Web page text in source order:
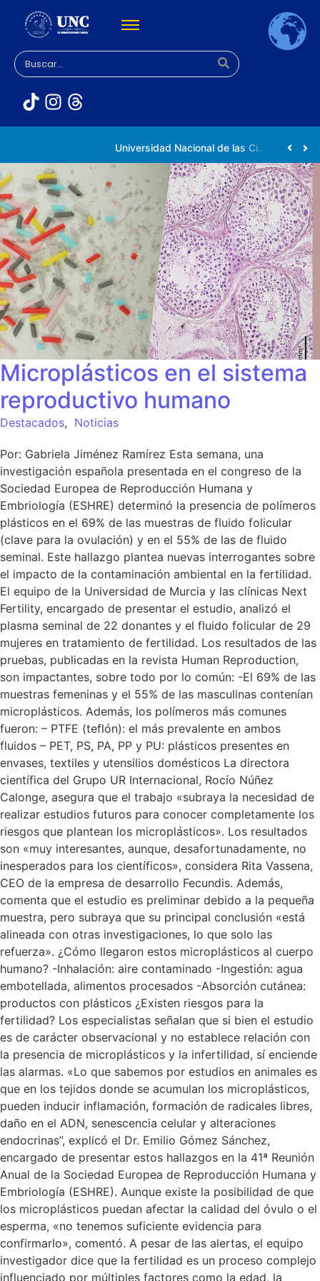
Universidad Nacional de las Ciencias impulsa vocaciones científicas en la Expoferia de Oportunidades de Estudio 2026
Microplásticos en el sistema
reproductivo humano
Destacados, Noticias
Por: Gabriela Jiménez Ramírez Esta semana, una
investigación española presentada en el congreso de la
Sociedad Europea de Reproducción Humana y
Embriología (ESHRE) determinó la presencia de polímeros
plásticos en el 69% de las muestras de fluido folicular
(clave para la ovulación) y en el 55% de las de fluido
seminal. Este hallazgo plantea nuevas interrogantes sobre
el impacto de la contaminación ambiental en la fertilidad.
El equipo de la Universidad de Murcia y las clínicas Next
Fertility, encargado de presentar el estudio, analizó el
plasma seminal de 22 donantes y el fluido folicular de 29
mujeres en tratamiento de fertilidad. Los resultados de las
pruebas, publicadas en la revista Human Reproduction,
son impactantes, sobre todo por lo común: -El 69% de las
muestras femeninas y el 55% de las masculinas contenían
microplásticos. Además, los polímeros más comunes
fueron: – PTFE (teflón): el más prevalente en ambos
fluidos – PET, PS, PA, PP y PU: plásticos presentes en
envases, textiles y utensilios domésticos La directora
científica del Grupo UR Internacional, Rocío Núñez
Calonge, asegura que el trabajo «subraya la necesidad de
realizar estudios futuros para conocer completamente los
riesgos que plantean los microplásticos». Los resultados
son «muy interesantes, aunque, desafortunadamente, no
inesperados para los científicos», considera Rita Vassena,
CEO de la empresa de desarrollo Fecundis. Además,
comenta que el estudio es preliminar debido a la pequeña
muestra, pero subraya que su principal conclusión «está
alineada con otras investigaciones, lo que solo las
refuerza». ¿Cómo llegaron estos microplásticos al cuerpo
humano? -Inhalación: aire contaminado -Ingestión: agua
embotellada, alimentos procesados -Absorción cutánea:
productos con plásticos ¿Existen riesgos para la
fertilidad? Los especialistas señalan que si bien el estudio
es de carácter observacional y no establece relación con
la presencia de microplásticos y la infertilidad, sí enciende
las alarmas. «Lo que sabemos por estudios en animales es
que en los tejidos donde se acumulan los microplásticos,
pueden inducir inflamación, formación de radicales libres,
daño en el ADN, senescencia celular y alteraciones
endocrinas”, explicó el Dr. Emilio Gómez Sánchez,
encargado de presentar estos hallazgos en la 41ª Reunión
Anual de la Sociedad Europea de Reproducción Humana y
Embriología (ESHRE). Aunque existe la posibilidad de que
los microplásticos puedan afectar la calidad del óvulo o el
esperma, «no tenemos suficiente evidencia para
confirmarlo», comentó. A pesar de las alertas, el equipo
investigador dice que la fertilidad es un proceso complejo
influenciado por múltiples factores como la edad, la